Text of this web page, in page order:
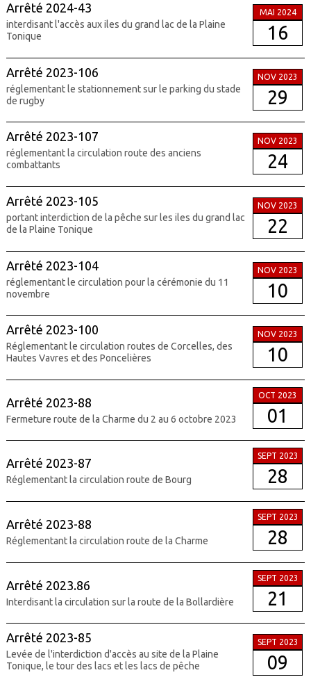
Arrêté 2024-43
interdisant l'accès aux iles du grand lac de la Plaine
Tonique
MAI 2024
16
Arrêté 2023-106
réglementant le stationnement sur le parking du stade
de rugby
NOV 2023
29
Arrêté 2023-107
réglementant la circulation route des anciens
combattants
NOV 2023
24
Arrêté 2023-105
portant interdiction de la pêche sur les iles du grand lac
de la Plaine Tonique
NOV 2023
22
Arrêté 2023-104
réglementant le circulation pour la cérémonie du 11
novembre
NOV 2023
10
Arrêté 2023-100
Réglementant le circulation routes de Corcelles, des
Hautes Vavres et des Poncelières
NOV 2023
10
Arrêté 2023-88
Fermeture route de la Charme du 2 au 6 octobre 2023
OCT 2023
01
Arrêté 2023-87
Réglementant la circulation route de Bourg
SEPT 2023
28
Arrêté 2023-88
Réglementant la circulation route de la Charme
SEPT 2023
28
Arrêté 2023.86
Interdisant la circulation sur la route de la Bollardière
SEPT 2023
21
Arrêté 2023-85
Levée de l'interdiction d'accès au site de la Plaine
Tonique, le tour des lacs et les lacs de pêche
SEPT 2023
09